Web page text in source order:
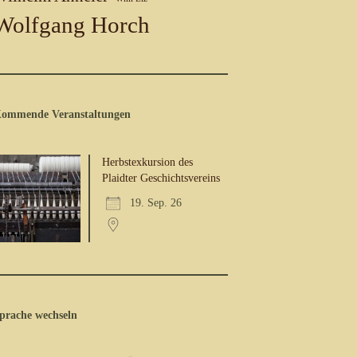
Horch
Veranstaltungen
Herbstexkursion des
Plaidter Geschichtsvereins
19. Sep. 26
wechseln